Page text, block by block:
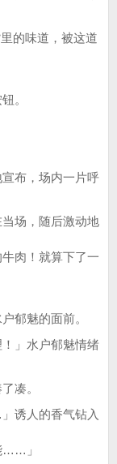
的味道，被这道
。
布，场内一片呼
，随后激动地
肉！就算下了一
郁魅的面前。
」水户郁魅情绪
凑。
人的香气钻入
……」